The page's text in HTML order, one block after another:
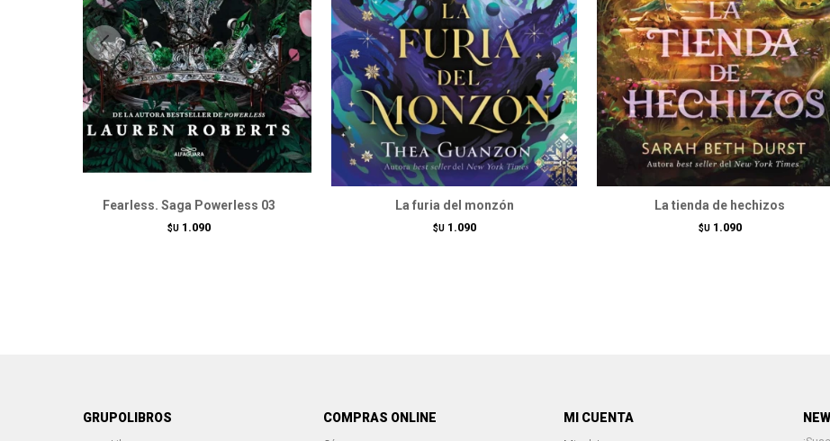
Fearless. Saga Powerless 03
$U 1.090
La furia del monzón
$U 1.090
La tienda de hechizos
$U 1.090
GRUPOLIBROS COMPRAS ONLINE MI CUENTA